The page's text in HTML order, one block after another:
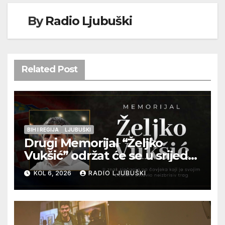
ByRadio Ljubuški
Related Post
BIH I REGIJA LJUBUŠKI
Drugi Memorijal “Željko
Vukšić” održat će se u srijedu
12. kolovoza u Otoku
KOL 6, 2026 RADIO LJUBUŠKI